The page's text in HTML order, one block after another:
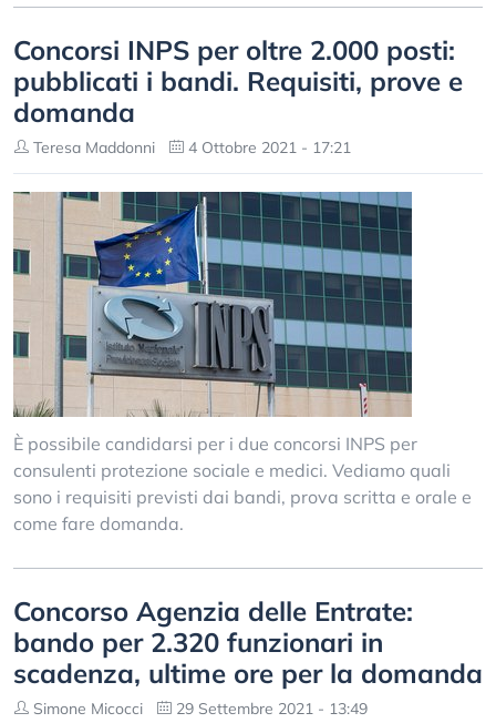
Concorsi INPS per oltre 2.000 posti:
pubblicati i bandi. Requisiti, prove e
domanda
Teresa Maddonni 4 Ottobre 2021 - 17:21
È possibile candidarsi per i due concorsi INPS per
consulenti protezione sociale e medici. Vediamo quali
sono i requisiti previsti dai bandi, prova scritta e orale e
come fare domanda.
Concorso Agenzia delle Entrate:
bando per 2.320 funzionari in
scadenza, ultime ore per la domanda
Simone Micocci 29 Settembre 2021 - 13:49